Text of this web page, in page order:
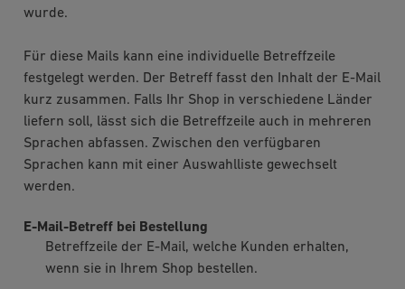
wurde.
Für diese Mails kann eine individuelle Betreffzeile
festgelegt werden. Der Betreff fasst den Inhalt der E-Mail
kurz zusammen. Falls Ihr Shop in verschiedene Länder
liefern soll, lässt sich die Betreffzeile auch in mehreren
Sprachen abfassen. Zwischen den verfügbaren
Sprachen kann mit einer Auswahlliste gewechselt
werden.
E-Mail-Betreff bei Bestellung
Betreffzeile der E-Mail, welche Kunden erhalten,
wenn sie in Ihrem Shop bestellen.